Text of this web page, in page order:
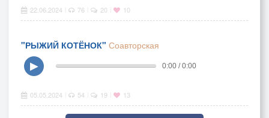
22.06.2024 76 20 10
"РЫЖИЙ КОТЁНОК" Соавторская
▶
0:00 / 0:00
05.05.2024 54 19 13